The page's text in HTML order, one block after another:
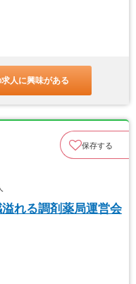
求人に興味がある
保存する
溢れる調剤薬局運営会